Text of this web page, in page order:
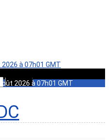
à 07h01 GMT
2026 à 07h01 GMT